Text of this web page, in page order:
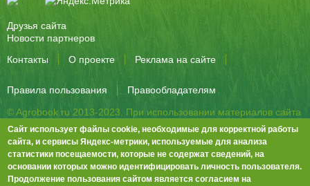
Друзья сайта
Новости партнеров
Контакты
О проекте Реклама на сайте
Правила пользования
Правообладателям
© Agrobook.ru 2013-2023. При использовании материалов сайта
активная ссылка на публикацию обязательна.
344000, Ростов-на-Дону, ул. Города Волос, д.6, 8 этаж, офис 803
Тел./факс: +7 (863) 282-83-13 e-mail:info@agrobook.ru
Возрастная категория сайта: 16+. Объявления на сайте не
Сайт использует файлы cookie, необходимые для корректной работы
сайта, и сервисы Яндекс-метрики, используемые для анализа
статистики посещаемости, которые не содержат сведений, на
основании которых можно идентифицировать личность пользователя.
Продолжение пользования сайтом является согласием на